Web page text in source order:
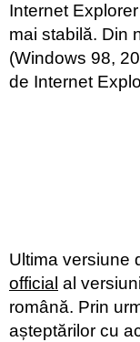
Internet
mai stabilă. Din
(Windows 98,
de Internet
Ultima versiune
official al
română. Prin
așteptărilor cu